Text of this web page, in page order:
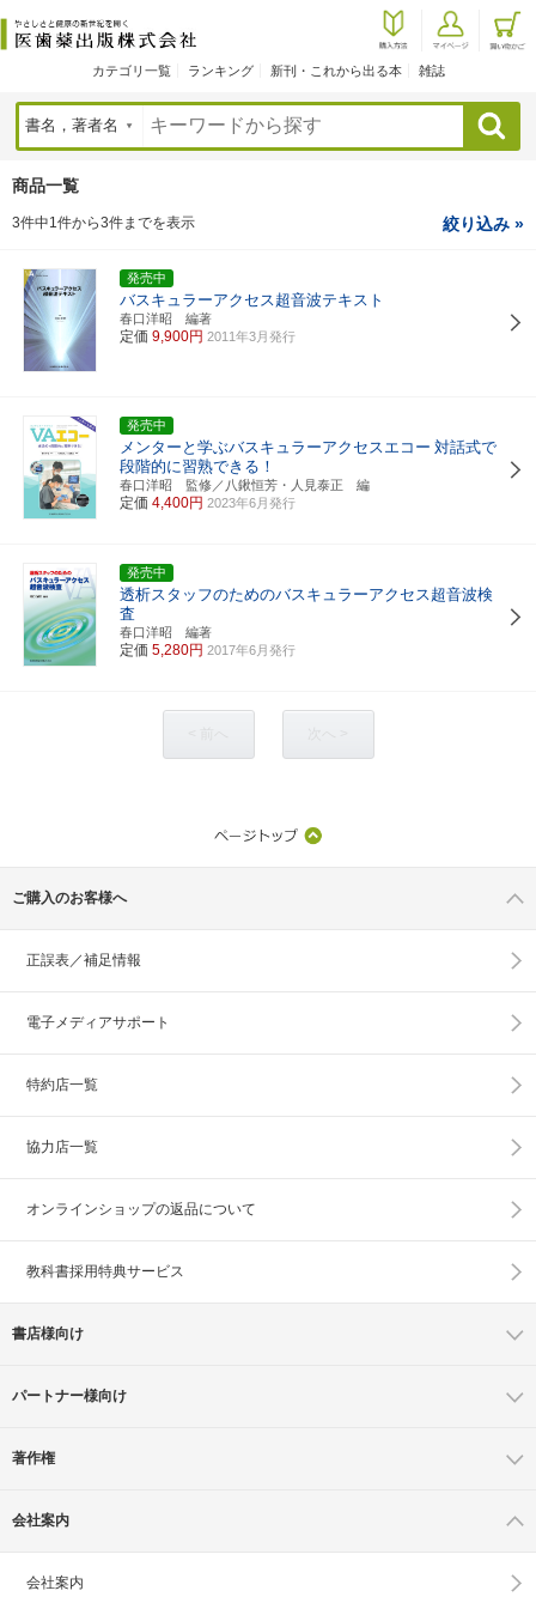
カテゴリ一覧 ランキング 新刊・これから出る本 雑誌
検索
商品一覧
3件中1件から3件までを表示 絞り込み »
発売中
バスキュラーアクセス超音波テキスト
春口洋昭 編著
定価 9,900円 2011年3月発行
発売中
メンターと学ぶバスキュラーアクセスエコー 対話式で
段階的に習熟できる！
春口洋昭 監修／八鍬恒芳・人見泰正 編
定価 4,400円 2023年6月発行
発売中
透析スタッフのためのバスキュラーアクセス超音波検
査
春口洋昭 編著
定価 5,280円 2017年6月発行
ご購入のお客様へ
正誤表／補足情報
電子メディアサポート
特約店一覧
協力店一覧
オンラインショップの返品について
教科書採用特典サービス
書店様向け
パートナー様向け
著作権
会社案内
会社案内